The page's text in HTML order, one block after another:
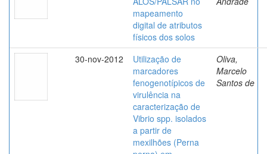
mapeamento
digital de atributos
físicos dos solos
30-nov-2012
Utilização de
marcadores
fenogenotípicos de
virulência na
caracterização de
Vibrio spp. isolados
a partir de
mexilhões (Perna
Oliva,
Marcelo
Santos de